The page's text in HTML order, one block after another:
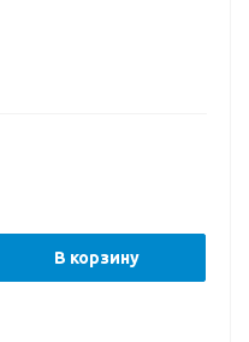
В корзину